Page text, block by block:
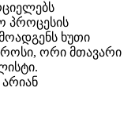
პროცესის
ხუთი
ორი მთავარი